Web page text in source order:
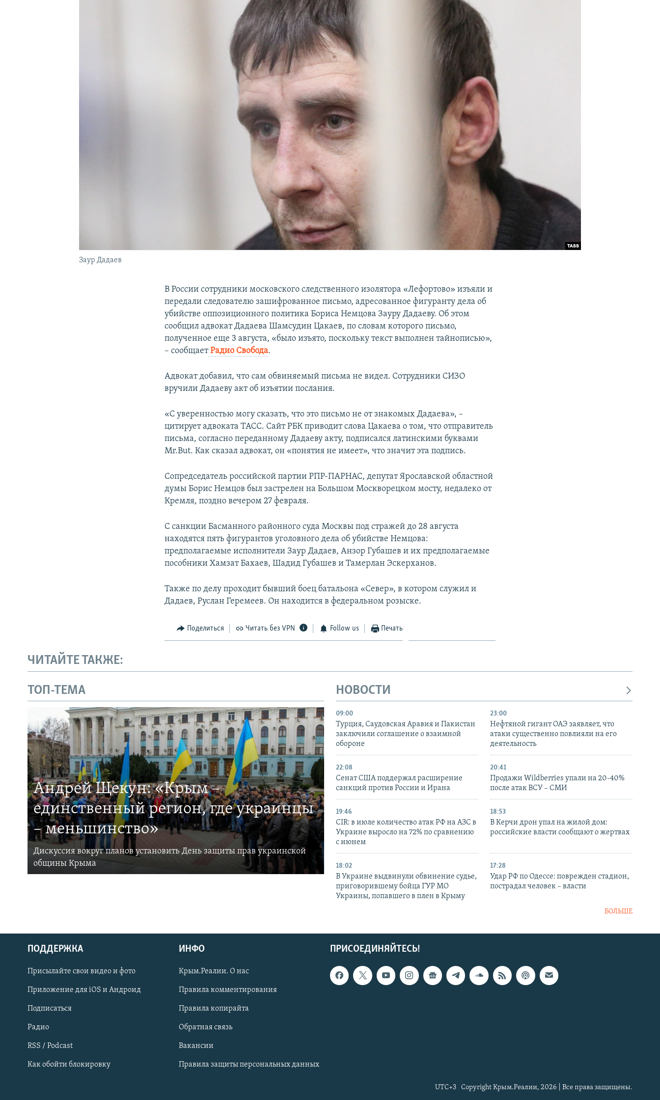
Українською
Qırımtatar
ПРИСОЕДИНЯЙТЕСЬ!
Заур Дадаев
В России сотрудники московского следственного изолятора «Лефортово» изъяли и
передали следователю зашифрованное письмо, адресованное фигуранту дела об
убийстве оппозиционного политика Бориса Немцова Зауру Дадаеву. Об этом
сообщил адвокат Дадаева Шамсудин Цакаев, по словам которого письмо,
полученное еще 3 августа, «было изъято, поскольку текст выполнен тайнописью»,
– сообщаетРадио Свобода.
Адвокат добавил, что сам обвиняемый письма не видел. Сотрудники СИЗО
вручили Дадаеву акт об изъятии послания.
«С уверенностью могу сказать, что это письмо не от знакомых Дадаева», –
цитирует адвоката ТАСС. Сайт РБК приводит слова Цакаева о том, что отправитель
письма, согласно переданному Дадаеву акту, подписался латинскими буквами
Mr.But. Как сказал адвокат, он «понятия не имеет», что значит эта подпись.
Сопредседатель российской партии РПР-ПАРНАС, депутат Ярославской областной
думы Борис Немцов был застрелен на Большом Москворецком мосту, недалеко от
Кремля, поздно вечером 27 февраля.
С санкции Басманного районного суда Москвы под стражей до 28 августа
находятся пять фигурантов уголовного дела об убийстве Немцова:
предполагаемые исполнители Заур Дадаев, Анзор Губашев и их предполагаемые
пособники Хамзат Бахаев, Шадид Губашев и Тамерлан Эскерханов.
Также по делу проходит бывший боец батальона «Север», в котором служил и
Дадаев, Руслан Геремеев. Он находится в федеральном розыске.
Поделиться Читать без VPN Follow us Печать
ЧИТАЙТЕ ТАКЖЕ:
ТОП-ТЕМА
Андрей Щекун: «Крым –
единственный регион, где украинцы
– меньшинство»
Дискуссия вокруг планов установить День защиты прав украинской
общины Крыма
НОВОСТИ
09:00
Турция, Саудовская Аравия и Пакистан
заключили соглашение о взаимной
обороне
23:00
Нефтяной гигант ОАЭ заявляет, что
атаки существенно повлияли на его
деятельность
22:08
Сенат США поддержал расширение
санкций против России и Ирана
20:41
Продажи Wildberries упали на 20-40%
после атак ВСУ – СМИ
19:46
CIR: в июле количество атак РФ на АЗС в
Украине выросло на 72% по сравнению
с июнем
18:53
В Керчи дрон упал на жилой дом:
российские власти сообщают о жертвах
18:02
В Украине выдвинули обвинение судье,
приговорившему бойца ГУР МО
Украины, попавшего в плен в Крыму
17:28
Удар РФ по Одессе: поврежден стадион,
пострадал человек – власти
БОЛЬШЕ
ПРИСОЕДИНЯЙТЕСЬ!
ПОДДЕРЖКА
Присылайте свои видео и фото
Приложение для iOS и Андроид
Подписаться
Радио
RSS / Podcast
Как обойти блокировку
ИНФО
Крым.Реалии. О нас
Правила комментирования
Правила копирайта
Обратная связь
Вакансии
Правила защиты персональных данных
Copyright Крым.Реалии, 2026 | Все права защищены.
UTC+3